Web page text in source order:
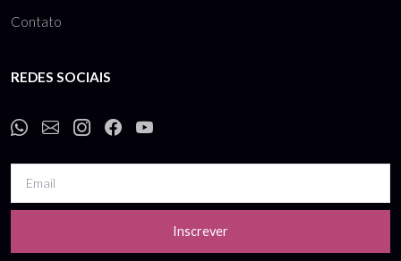
Contato
REDES SOCIAIS
Inscrever